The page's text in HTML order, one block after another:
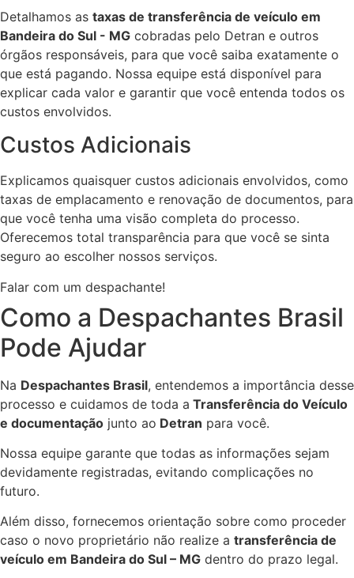
Detalhamos as taxas de transferência de veículo em
Bandeira do Sul - MG cobradas pelo Detran e outros
órgãos responsáveis, para que você saiba exatamente o
que está pagando. Nossa equipe está disponível para
explicar cada valor e garantir que você entenda todos os
custos envolvidos.
Custos Adicionais
Explicamos quaisquer custos adicionais envolvidos, como
taxas de emplacamento e renovação de documentos, para
que você tenha uma visão completa do processo.
Oferecemos total transparência para que você se sinta
seguro ao escolher nossos serviços.
Falar com um despachante!
Como a Despachantes Brasil
Pode Ajudar
Na Despachantes Brasil, entendemos a importância desse
processo e cuidamos de toda a Transferência do Veículo
e documentação junto ao Detran para você.
Nossa equipe garante que todas as informações sejam
devidamente registradas, evitando complicações no
futuro.
Além disso, fornecemos orientação sobre como proceder
caso o novo proprietário não realize a transferência de
veículo em Bandeira do Sul – MG dentro do prazo legal.